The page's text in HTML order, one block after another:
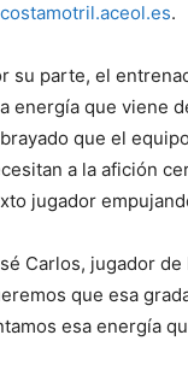
.
su parte, el
energía que viene
que el
a la afición
jugador
Carlos, jugador de
que esa
esa energía